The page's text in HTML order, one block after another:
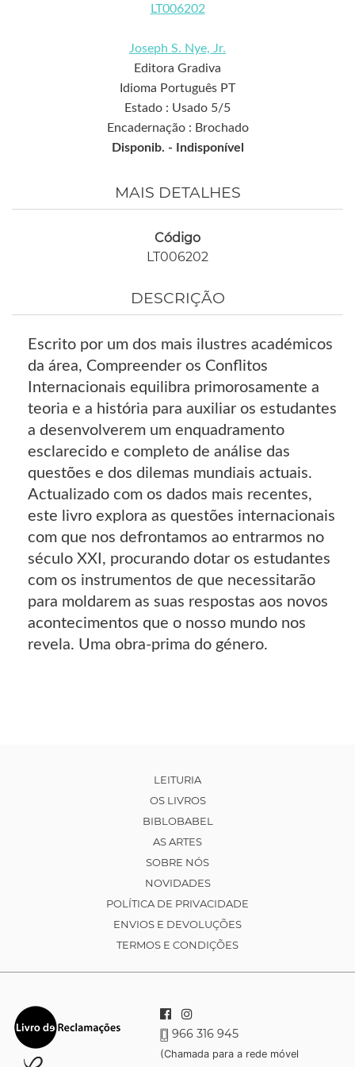
LT006202
Joseph S. Nye, Jr.
Editora Gradiva
Idioma Português PT
Estado : Usado 5/5
Encadernação : Brochado
Disponib. -
Indisponível
MAIS DETALHES
Código
LT006202
DESCRIÇÃO
Escrito por um dos mais ilustres académicos
da área, Compreender os Conflitos
Internacionais equilibra primorosamente a
teoria e a história para auxiliar os estudantes
a desenvolverem um enquadramento
esclarecido e completo de análise das
questões e dos dilemas mundiais actuais.
Actualizado com os dados mais recentes,
este livro explora as questões internacionais
com que nos defrontamos ao entrarmos no
século XXI, procurando dotar os estudantes
com os instrumentos de que necessitarão
para moldarem as suas respostas aos novos
acontecimentos que o nosso mundo nos
revela. Uma obra-prima do género.
LEITURIA
OS LIVROS
BIBLOBABEL
AS ARTES
SOBRE NÓS
NOVIDADES
POLÍTICA DE PRIVACIDADE
ENVIOS E DEVOLUÇÕES
TERMOS E CONDIÇÕES
966 316 945
(Chamada para a rede móvel